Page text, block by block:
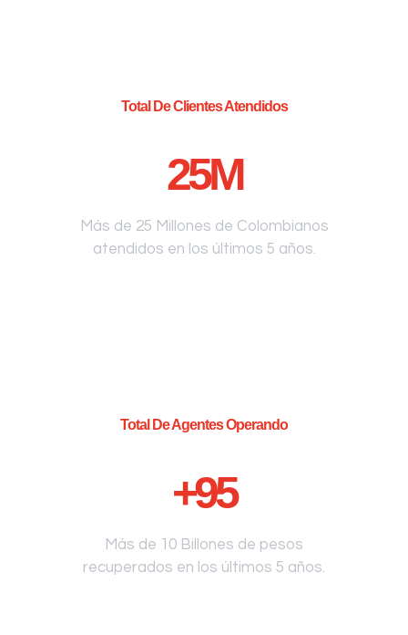
Total De Clientes Atendidos
25M
Más de 25 Millones de Colombianos
atendidos en los últimos 5 años.
Total De Agentes Operando
+95
Más de 10 Billones de pesos
recuperados en los últimos 5 años.